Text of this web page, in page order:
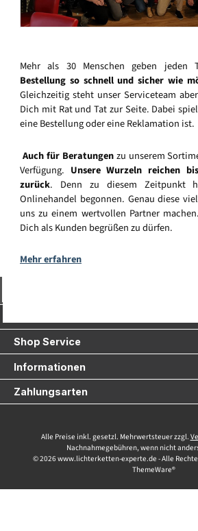
Mehr als 30 Menschen geben jeden
Bestellung so schnell und sicher wie
Gleichzeitig steht unser Serviceteam
Dich mit Rat und Tat zur Seite. Dabei
eine Bestellung oder eine Reklamation ist.
Auch für Beratungenzu unserem
Verfügung. Unsere Wurzeln reichen
zurück. Denn zu diesem Zeitpunkt
Onlinehandel begonnen. Genau diese
uns zu einem wertvollen Partner
Dich als Kunden begrüßen zu dürfen.
Mehr erfahren
Shop Service
Informationen
Zahlungsarten
Alle Preise inkl. gesetzl. Mehrwertsteuer zzgl.
Nachnahmegebühren, wenn nicht
© 2026 www.lichterketten-experte.de - Alle
ThemeWare®